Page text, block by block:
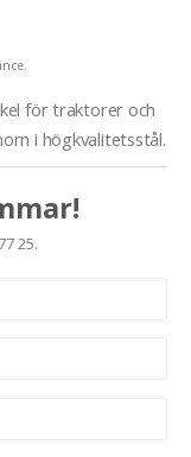
för traktorer och
i högkvalitetsstål.
25.